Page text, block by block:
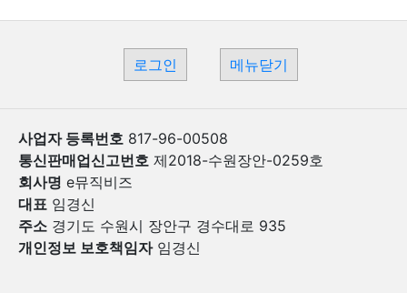
로그인 메뉴닫기
사업자 등록번호 817-96-00508
통신판매업신고번호 제2018-수원장안-0259호
회사명 e뮤직비즈
대표 임경신
주소 경기도 수원시 장안구 경수대로 935
개인정보 보호책임자임경신